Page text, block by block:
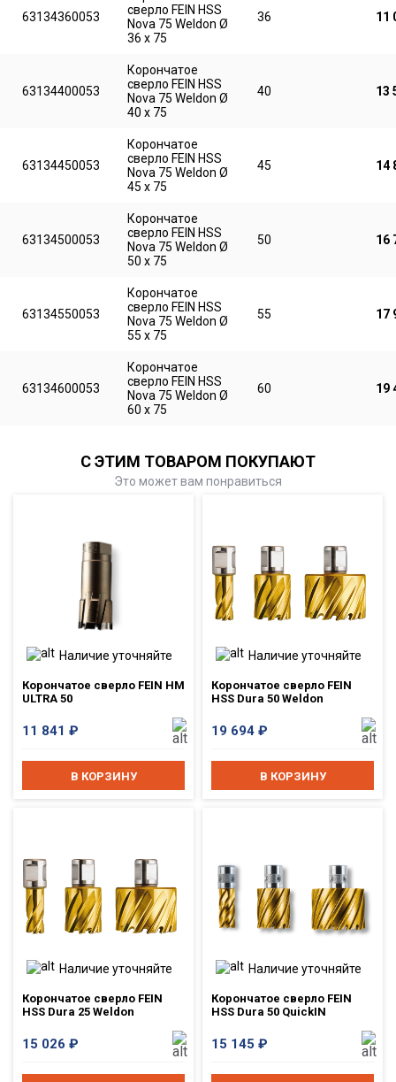
63134360053
сверло FEIN HSS
Nova 75 Weldon Ø
36 x 75
36 11
63134400053
Корончатое
сверло FEIN HSS
Nova 75 Weldon Ø
40 x 75
40 13
63134450053
Корончатое
сверло FEIN HSS
Nova 75 Weldon Ø
45 x 75
45 14
63134500053
Корончатое
сверло FEIN HSS
Nova 75 Weldon Ø
50 x 75
50 16
63134550053
Корончатое
сверло FEIN HSS
Nova 75 Weldon Ø
55 x 75
55 17
63134600053
Корончатое
сверло FEIN HSS
Nova 75 Weldon Ø
60 x 75
60 19
С ЭТИМ ТОВАРОМ ПОКУПАЮТ
Это может вам понравиться
Наличие уточняйте
Корончатое сверло FEIN HM
ULTRA 50
11 841 ₽
В КОРЗИНУ
Наличие уточняйте
Корончатое сверло FEIN
HSS Dura 50 Weldon
19 694 ₽
В КОРЗИНУ
Наличие уточняйте
Корончатое сверло FEIN
HSS Dura 25 Weldon
15 026 ₽
Наличие уточняйте
Корончатое сверло FEIN
HSS Dura 50 QuickIN
15 145 ₽